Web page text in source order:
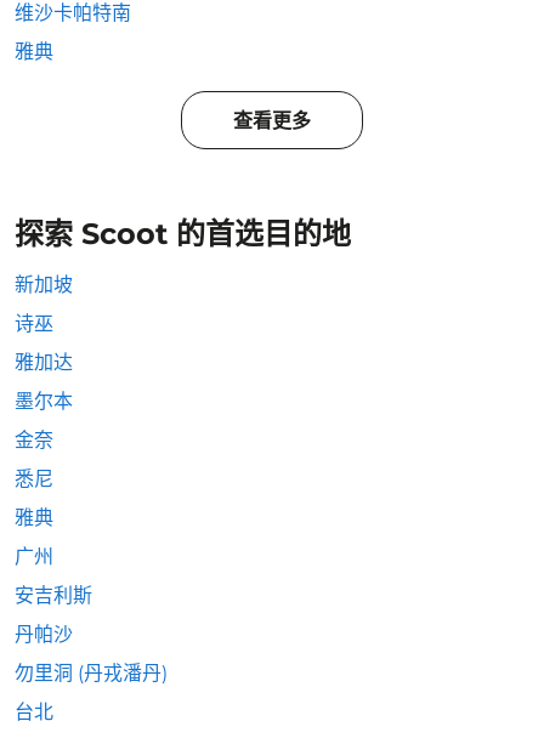
维沙卡帕特南
雅典
查看更多
探索 Scoot 的首选目的地
新加坡
诗巫
雅加达
墨尔本
金奈
悉尼
雅典
广州
安吉利斯
丹帕沙
勿里洞 (丹戎潘丹)
台北